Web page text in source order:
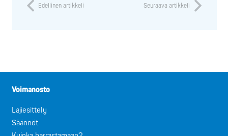
Edellinen artikkeli Seuraava artikkeli
Voimanosto
Lajiesittely
Säännöt